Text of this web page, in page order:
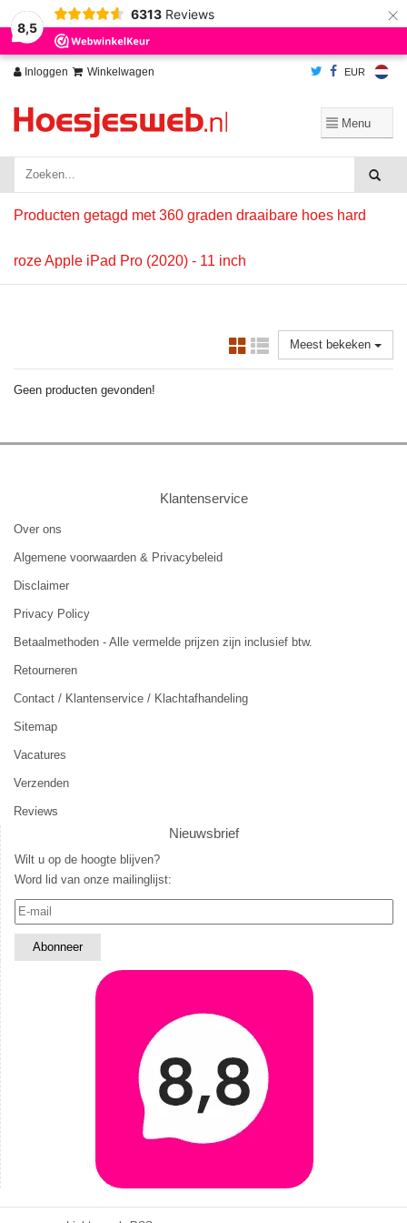
8,5
6313 Reviews ×
Inloggen Winkelwagen EUR
Producten getagd met 360 graden draaibare hoes hard
roze Apple iPad Pro (2020) - 11 inch
Meest bekeken
Geen producten gevonden!
Klantenservice
Over ons
Algemene voorwaarden & Privacybeleid
Disclaimer
Privacy Policy
Betaalmethoden - Alle vermelde prijzen zijn inclusief btw.
Retourneren
Contact / Klantenservice / Klachtafhandeling
Sitemap
Vacatures
Verzenden
Reviews
Nieuwsbrief
Wilt u op de hoogte blijven?
Word lid van onze mailinglijst:
Wij slaan cookies op om onze website te verbeteren. Is dat akkoord?
Ja
Nee